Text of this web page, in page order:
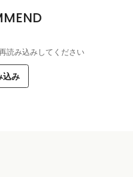
読み込みしてください
込み